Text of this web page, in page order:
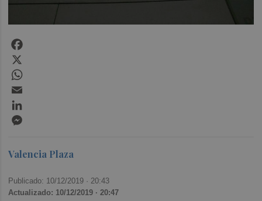
Valencia Plaza
Publicado: 10/12/2019 · 20:43
Actualizado: 10/12/2019 · 20:47